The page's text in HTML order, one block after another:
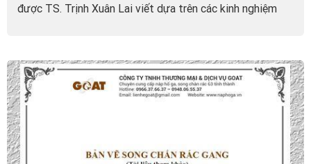
được TS. Trịnh Xuân Lai viết dựa trên các kinh nghiệm